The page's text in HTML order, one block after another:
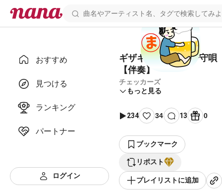
おすすめ
見つける
ランキング
パートナー
ログイン
ギザギザハートの子守唄
【伴奏】
チェッカーズ
もっと見る
234 34 13 0
ブックマーク
リポスト
プレイリストに追加